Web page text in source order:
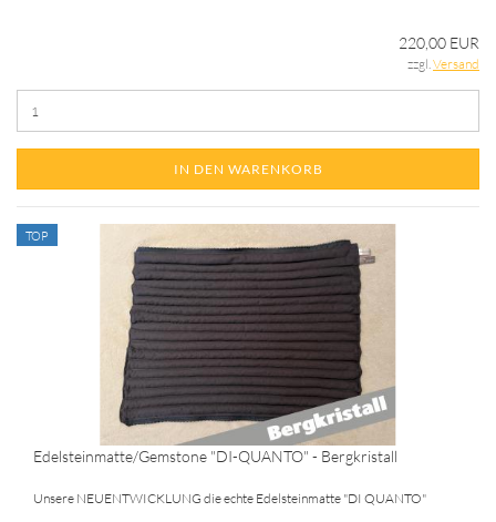
220,00 EUR
zzgl.Versand
IN DEN WARENKORB
TOP
Edelsteinmatte/Gemstone "DI-QUANTO" - Bergkristall
Unsere NEUENTWICKLUNG die echte Edelsteinmatte "DI QUANTO"